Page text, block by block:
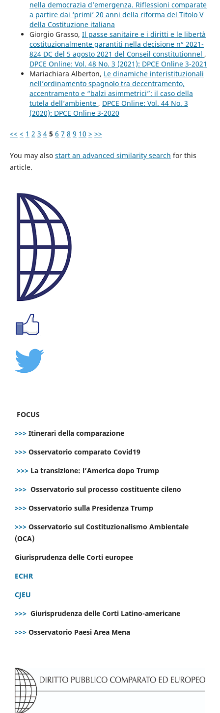
nella democrazia d’emergenza. Riflessioni comparate
a partire dai ‘primi’ 20 anni della riforma del Titolo V
della Costituzione italiana
Giorgio Grasso, Il passe sanitaire e i diritti e le libertà
costituzionalmente garantiti nella decisione n° 2021-
824 DC del 5 agosto 2021 del Conseil constitutionnel ,
DPCE Online: Vol. 48 No. 3 (2021): DPCE Online 3-2021
Mariachiara Alberton, Le dinamiche interistituzionali
nell’ordinamento spagnolo tra decentramento,
accentramento e “balzi asimmetrici”: il caso della
tutela dell’ambiente , DPCE Online: Vol. 44 No. 3
(2020): DPCE Online 3-2020
<< < 1 2 3 4 5 6 7 8 9 10 > >>
You may also start an advanced similarity search for this
article.
FOCUS
>>> Itinerari della comparazione
>>> Osservatorio comparato Covid19
>>> La transizione: l’America dopo Trump
>>> Osservatorio sul processo costituente cileno
>>> Osservatorio sulla Presidenza Trump
>>> Osservatorio sul Costituzionalismo Ambientale
(OCA)
Giurisprudenza delle Corti europee
ECHR
CJEU
>>> Giurisprudenza delle Corti Latino-americane
>>> Osservatorio Paesi Area Mena